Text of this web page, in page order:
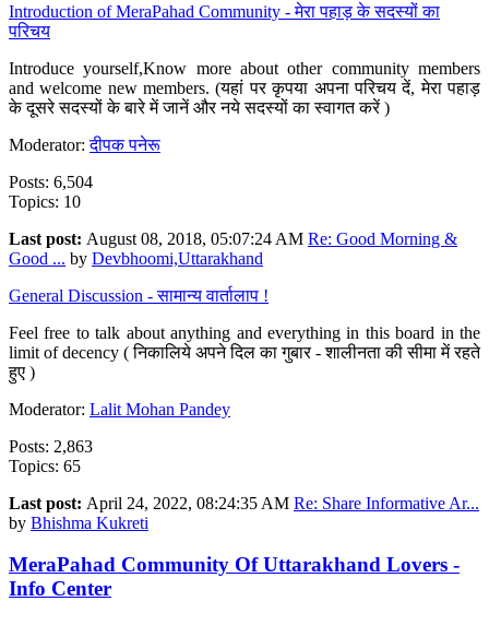
Introduction of MeraPahad Community - मेरा पहाड़ के सदस्यों का
परिचय
Introduce yourself,Know more about other community members
and welcome new members. (यहां पर कृपया अपना परिचय दें, मेरा पहाड़
के दूसरे सदस्यों के बारे में जानें और नये सदस्यों का स्वागत करें )
Moderator:दीपक पनेरू
Posts: 6,504
Topics: 10
Last post: August 08, 2018, 05:07:24 AM Re: Good Morning &
Good ... by Devbhoomi,Uttarakhand
General Discussion - सामान्य वार्तालाप !
Feel free to talk about anything and everything in this board in the
limit of decency ( निकालिये अपने दिल का गुबार - शालीनता की सीमा में रहते
हुए )
Moderator: Lalit Mohan Pandey
Posts: 2,863
Topics: 65
Last post: April 24, 2022, 08:24:35 AM Re: Share Informative Ar...
by Bhishma Kukreti
MeraPahad Community Of Uttarakhand Lovers -
Info Center